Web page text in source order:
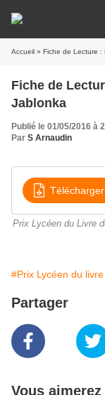
Accueil » Fiche de Lecture :
Fiche de
Jablonka
Publié le 01/05/2016 à
Par S Arnaudin
Télécharger
Prix Lycéen du Livre
#Prix Lycéen du
Partager
Vous